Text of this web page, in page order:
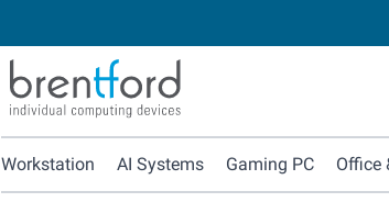
Workstation AI Systems Gaming PC Office